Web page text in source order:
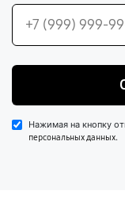
Нажимая на кнопку
персональных данных.